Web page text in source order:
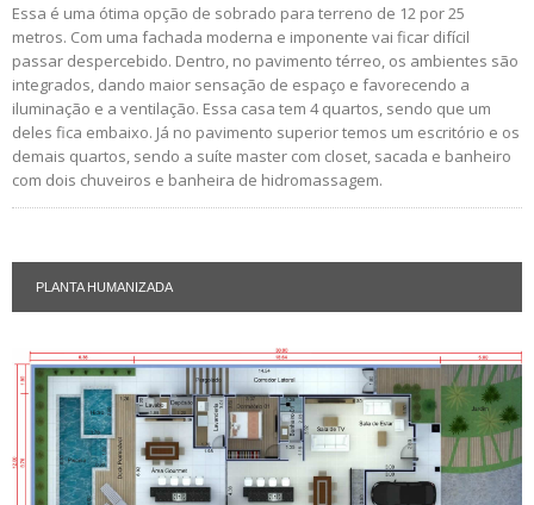
Essa é uma ótima opção de sobrado para terreno de 12 por 25
metros. Com uma fachada moderna e imponente vai ficar difícil
passar despercebido. Dentro, no pavimento térreo, os ambientes são
integrados, dando maior sensação de espaço e favorecendo a
iluminação e a ventilação. Essa casa tem 4 quartos, sendo que um
deles fica embaixo. Já no pavimento superior temos um escritório e os
demais quartos, sendo a suíte master com closet, sacada e banheiro
com dois chuveiros e banheira de hidromassagem.
PLANTA HUMANIZADA